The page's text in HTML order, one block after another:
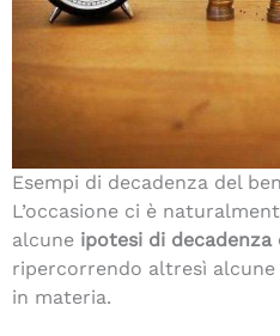
Esempi di decadenza del
L’occasione ci è
alcune ipotesi di
ripercorrendo altresì
in materia.